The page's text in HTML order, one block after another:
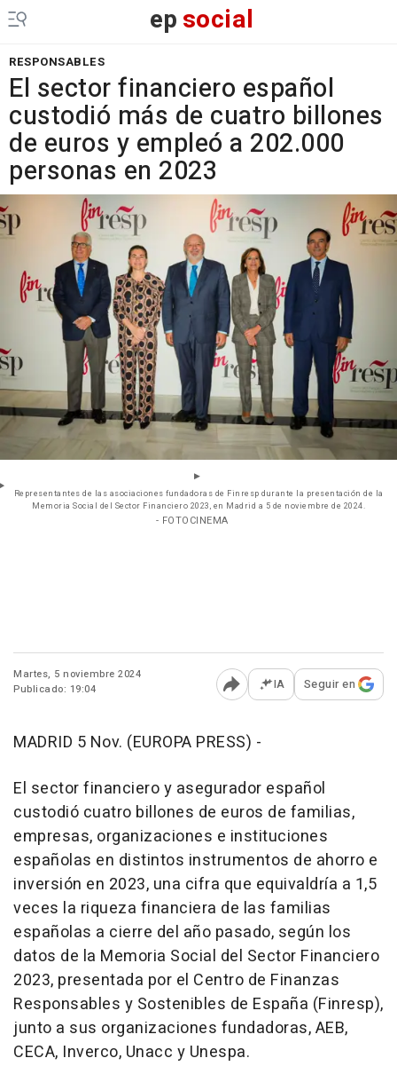
epsocial
RESPONSABLES
El sector financiero español
custodió más de cuatro billones
de euros y empleó a 202.000
personas en 2023
Representantes de las asociaciones fundadoras de Finresp durante la presentación de la
Memoria Social del Sector Financiero 2023, en Madrid a 5 de noviembre de 2024.
- FOTOCINEMA
Martes, 5 noviembre 2024
Publicado: 19:04
Abrir opciones para
IA Seguir en
MADRID 5 Nov. (EUROPA PRESS) -
El sector financiero y asegurador español
custodió cuatro billones de euros de familias,
empresas, organizaciones e instituciones
españolas en distintos instrumentos de ahorro e
inversión en 2023, una cifra que equivaldría a 1,5
veces la riqueza financiera de las familias
españolas a cierre del año pasado, según los
datos de la Memoria Social del Sector Financiero
2023, presentada por el Centro de Finanzas
Responsables y Sostenibles de España (Finresp),
junto a sus organizaciones fundadoras, AEB,
CECA, Inverco, Unacc y Unespa.